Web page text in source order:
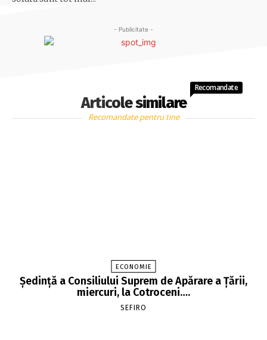
- Publicitate -
Articole similare
Recomandate
Recomandate pentru tine
ECONOMIE
Şedinţă a Consiliului Suprem de Apărare a Ţării,
miercuri, la Cotroceni….
SEFIRO